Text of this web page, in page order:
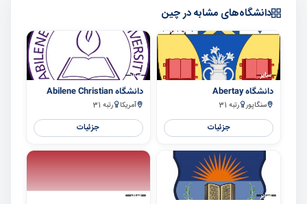
دانشگاه‌های مشابه در چین
سایر
دانشگاه Abertay
سنگاپور رتبه 31
جزئیات
سایر
دانشگاه Abilene Christian
آمریکا رتبه 31
جزئیات
سایر سایر